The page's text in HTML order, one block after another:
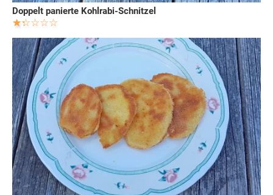
Doppelt panierte Kohlrabi-Schnitzel